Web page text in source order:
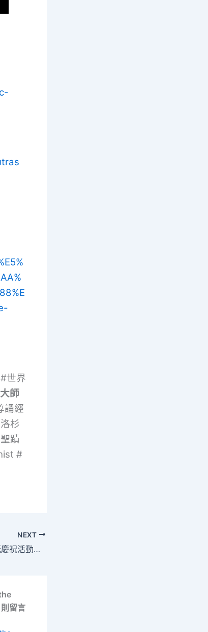
世界
師
誦經
杉
蹟
#
NEXT
H.H.第三世多杰羌佛佛誕慶祝活動通知
留言